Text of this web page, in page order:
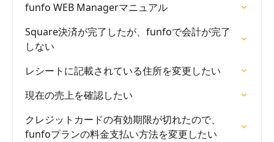
funfo WEB Managerマニュアル
Square決済が完了したが、funfoで会計が完了
しない
レシートに記載されている住所を変更したい
現在の売上を確認したい
クレジットカードの有効期限が切れたので、
funfoプランの料金支払い方法を変更したい